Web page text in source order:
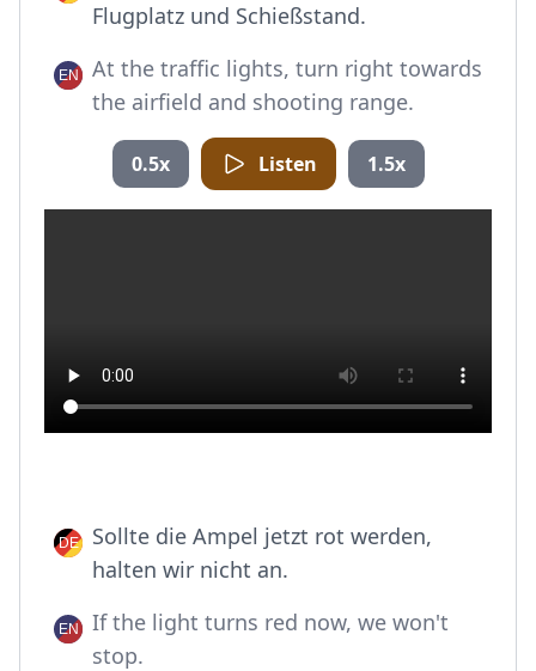
Flugplatz und Schießstand.
At the traffic lights, turn right towards
the airfield and shooting range.
0.5x Listen 1.5x
Sollte die Ampel jetzt rot werden,
halten wir nicht an.
If the light turns red now, we won't
stop.